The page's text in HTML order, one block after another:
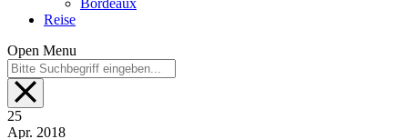
Bordeaux
Reise
Open Menu
25
Apr. 2018